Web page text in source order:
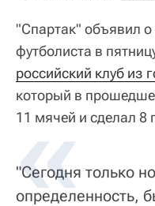
"Спартак" объявил
футболиста в
российский клуб из
который в
11 мячей и сделал 8
"Сегодня только
определенность,